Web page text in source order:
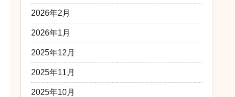
2026年2月
2026年1月
2025年12月
2025年11月
2025年10月